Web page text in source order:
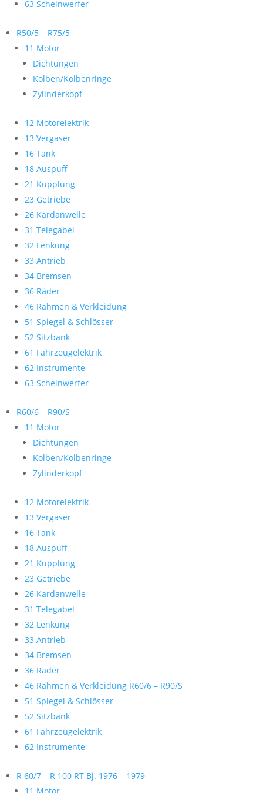
63 Scheinwerfer
R50/5 – R75/5
11 Motor
Dichtungen
Kolben/Kolbenringe
Zylinderkopf
12 Motorelektrik
13 Vergaser
16 Tank
18 Auspuff
21 Kupplung
23 Getriebe
26 Kardanwelle
31 Telegabel
32 Lenkung
33 Antrieb
34 Bremsen
36 Räder
46 Rahmen & Verkleidung
51 Spiegel & Schlösser
52 Sitzbank
61 Fahrzeugelektrik
62 Instrumente
63 Scheinwerfer
R60/6 – R90/S
11 Motor
Dichtungen
Kolben/Kolbenringe
Zylinderkopf
12 Motorelektrik
13 Vergaser
16 Tank
18 Auspuff
21 Kupplung
23 Getriebe
26 Kardanwelle
31 Telegabel
32 Lenkung
33 Antrieb
34 Bremsen
36 Räder
46 Rahmen & Verkleidung R60/6 – R90/S
51 Spiegel & Schlösser
52 Sitzbank
61 Fahrzeugelektrik
62 Instrumente
R 60/7 – R 100 RT Bj. 1976 – 1979